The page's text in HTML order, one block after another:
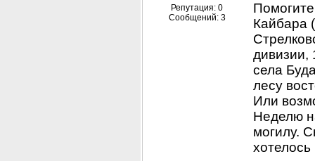
Репутация: 0
Сообщений: 3
Кайбара
дивизии,
села
лесу
Или
Неделю
могилу.